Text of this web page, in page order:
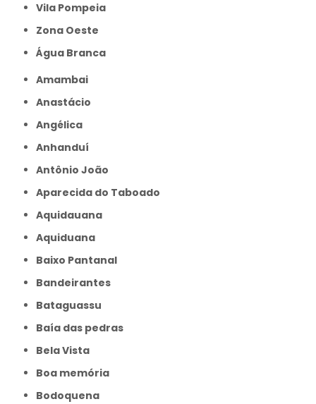
Vila Pompeia
Zona Oeste
Água Branca
Amambai
Anastácio
Angélica
Anhanduí
Antônio João
Aparecida do Taboado
Aquidauana
Aquiduana
Baixo Pantanal
Bandeirantes
Bataguassu
Baía das pedras
Bela Vista
Boa memória
Bodoquena